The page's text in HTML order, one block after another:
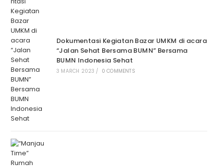
Dokumentasi Kegiatan Bazar UMKM di acara
“Jalan Sehat Bersama BUMN” Bersama
BUMN Indonesia Sehat
3 MARCH 2023 / 0 COMMENTS